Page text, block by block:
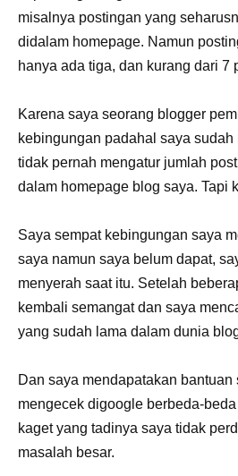
misalnya postingan yang
didalam homepage. Namun
hanya ada tiga, dan kurang dari 7
Karena saya seorang blogger
kebingungan padahal saya sudah
tidak pernah mengatur jumlah
dalam homepage blog saya. Tapi
Saya sempat kebingungan saya
saya namun saya belum dapat,
menyerah saat itu. Setelah
kembali semangat dan saya
yang sudah lama dalam dunia
Dan saya mendapatakan
mengecek digoogle berbeda-
kaget yang tadinya saya tidak
masalah besar.